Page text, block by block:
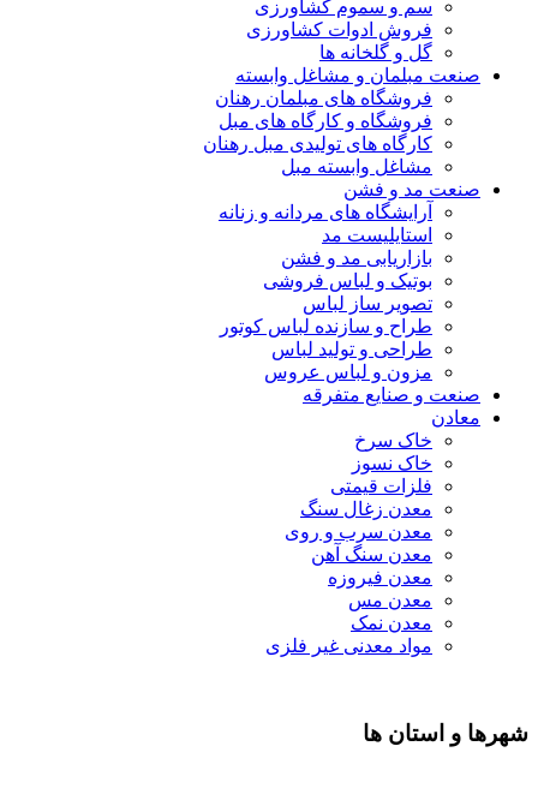
سم و سموم کشاورزی
فروش ادوات کشاورزی
گل و گلخانه ها
صنعت مبلمان و مشاغل وابسته
فروشگاه های مبلمان رهنان
فروشگاه و کارگاه های مبل
کارگاه های تولیدی مبل رهنان
مشاغل وابسته مبل
صنعت مد و فشن
آرایشگاه های مردانه و زنانه
استایلیست مد
بازاریابی مد و فشن
بوتیک و لباس فروشی
تصویر ساز لباس
طراح و سازنده لباس کوتور
طراحی و تولید لباس
مزون و لباس عروس
صنعت و صنایع متفرقه
معادن
خاک سرخ
خاک نسوز
فلزات قیمتی
معدن زغال سنگ
معدن سرب و روی
معدن سنگ آهن
معدن فیروزه
معدن مس
معدن نمک
مواد معدنی غیر فلزی
شهرها و استان ها